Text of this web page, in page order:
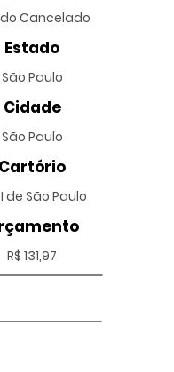
Cancelado
Estado
São Paulo
Cidade
São Paulo
Cartório
de São Paulo
R$ 131,97